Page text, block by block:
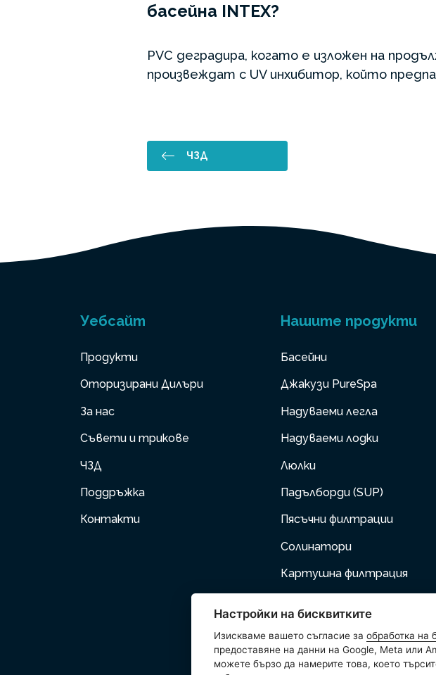
басейна INTEX?
PVC деградира, когато е изложен на
произвеждат с UV инхибитор, който
ЧЗД
Уебсайт
Продукти
Оторизирани Дилъри
За нас
Съвети и трикове
ЧЗД
Поддръжка
Контакти
Нашите продукти
Басейни
Джакузи PureSpa
Надуваеми легла
Надуваеми лодки
Люлки
Падълборди (SUP)
Пясъчни филтрации
Солинатори
Картушна филтрация
Домашни любимци
Настройки на бисквитките
Изискваме вашето съгласие за обработка на
предоставяне на данни на Google, Meta или
можете бързо да намерите това, което